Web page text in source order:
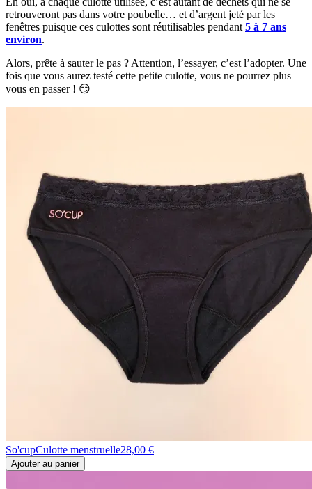
retrouveront pas dans votre poubelle… et d’argent jeté par les
fenêtres puisque ces culottes sont réutilisables pendant 5 à 7 ans
environ.
Alors, prête à sauter le pas ? Attention, l’essayer, c’est l’adopter. Une
fois que vous aurez testé cette petite culotte, vous ne pourrez plus
vous en passer ! 😏
So'cupCulotte menstruelle28,00 €
Ajouter au panier